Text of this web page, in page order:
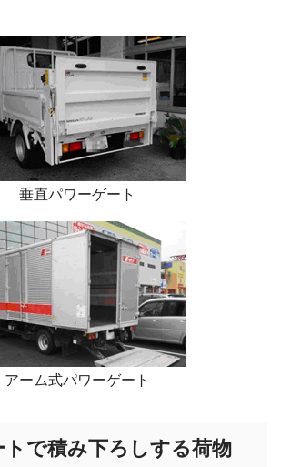
垂直パワーゲート
アーム式パワーゲート
で積み下ろしする荷物